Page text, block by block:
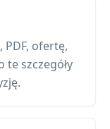
ofertę,
szczegóły